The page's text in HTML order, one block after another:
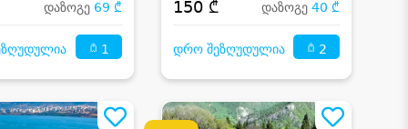
დაზოგე 69 ₾
1
150 ₾ დაზოგე 40 ₾
დრო შეზღუდულია 2